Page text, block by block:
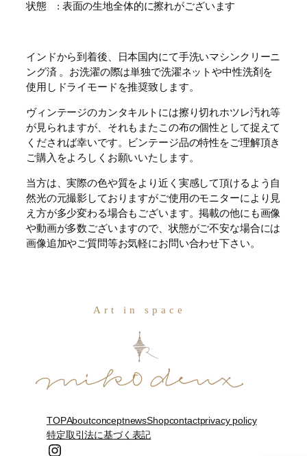
状態 : 表面の生地全体的に擦れがございます
インドから到着後、日本国内にて手洗いマシンクリーニ
ング済 。お洗濯の際は単独で洗濯ネットや中性洗剤を
使用しドライモードを推奨致します。
ヴィンテージのカンタキルトには擦り切れホツレ汚れ等
が見られますが、それもまたこの布の個性として捉えて
くだされば幸いです。ビンテージ品の特性をご理解頂き
ご購入をよろしくお願いいたします。
当方は、実際の色や質をより近く実感して頂けるよう自
然光の元撮影しておりますがご使用のモニターにより見
え方が多少変わる場合もございます。掲載の他にも画像
や動画が多数ございますので、状態がご不安な場合には
画像追加やご質問等お気軽にお問い合わせ下さい。
Art in space
TOPAboutconceptnewsShopcontactprivacy policy
特定取引法に基づく表記
Instagram